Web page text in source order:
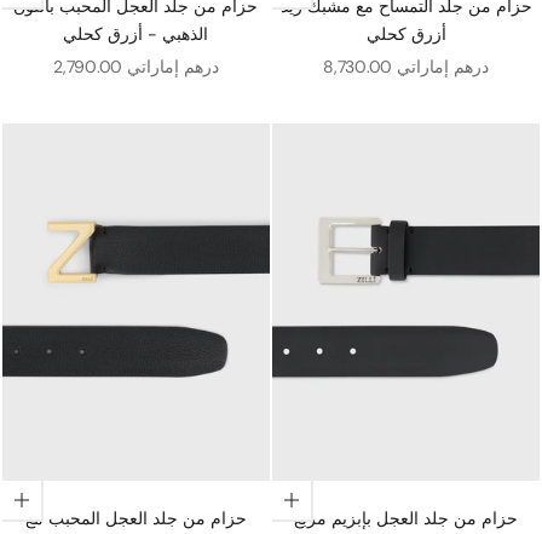
حزام من جلد العجل المحبب باللون
الذهبي - أزرق كحلي
سعر البيع 2,790.00 درهم إماراتي
حزام من جلد التمساح مع مشبك زيد
أزرق كحلي
سعر البيع 8,730.00 درهم إماراتي
اختيار الخيارات
حزام من جلد العجل المحبب مع
اختيار الخيارات
حزام من جلد العجل بإبزيم مربع